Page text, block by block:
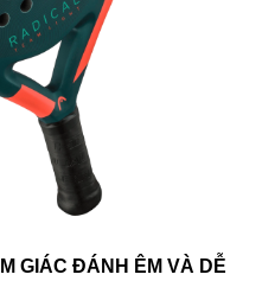
GIÁC ĐÁNH ÊM VÀ DỄ